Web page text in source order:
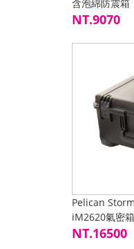
含泡綿防震箱
NT.9070
Pelican
iM2620氣密
NT.16500